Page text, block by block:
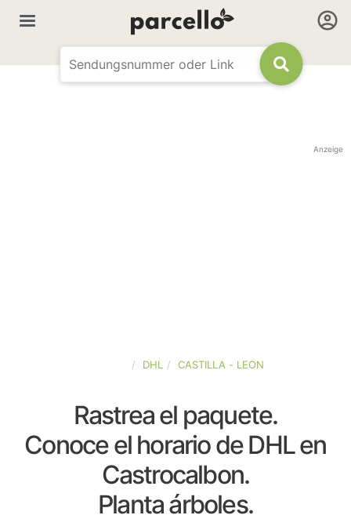
Anzeige
DHL CASTILLA - LEON
Rastrea el paquete.
Conoce el horario de DHL en
Castrocalbon.
Planta árboles.